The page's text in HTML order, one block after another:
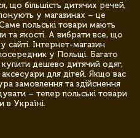
що більшість дитячих речей,
у магазинах – це
польські товари мають
та якості. А вибрати все, що
Інтернет-магазин
у Польщі. Багато
дешево дитячий одяг,
аксесуари для дітей. Якщо вас
замовлення та здійснення
– тепер польські товари
в Україні.